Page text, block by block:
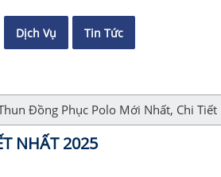
Dịch Vụ Tin Tức
Đồng Phục Polo Mới Nhất, Chi
NHẤT 2025